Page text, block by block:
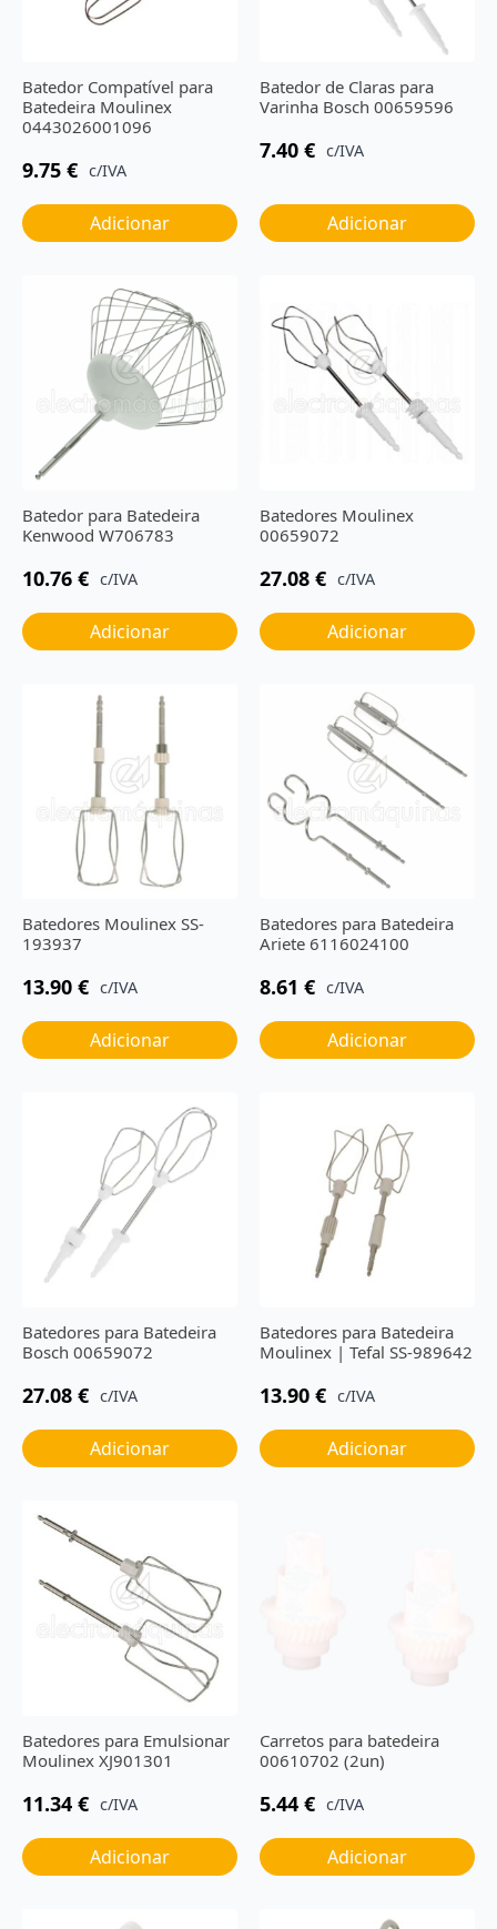
Batedor Compatível para
Batedeira Moulinex
0443026001096
9.75 € c/IVA
Adicionar
Batedor de Claras para
Varinha Bosch 00659596
7.40 € c/IVA
Adicionar
Batedor para Batedeira
Kenwood W706783
10.76 € c/IVA
Adicionar
Batedores Moulinex
00659072
27.08 € c/IVA
Adicionar
Batedores Moulinex SS-
193937
13.90 € c/IVA
Adicionar
Batedores para Batedeira
Ariete ‎6116024100
8.61 € c/IVA
Adicionar
Batedores para Batedeira
Bosch 00659072
27.08 € c/IVA
Adicionar
Batedores para Batedeira
Moulinex | Tefal SS-989642
13.90 € c/IVA
Adicionar
Batedores para Emulsionar
Moulinex XJ901301
11.34 € c/IVA
Adicionar
Carretos para batedeira
00610702 (2un)
5.44 € c/IVA
Adicionar